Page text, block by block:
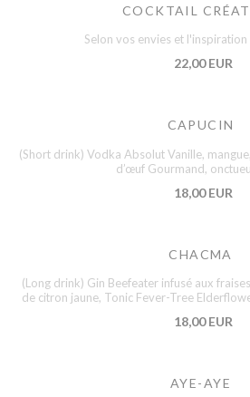
COCKTAIL
Selon vos envies et
22,00 EUR
CAPUCIN
(Short drink) Vodka Absolut Vanille,
d’œuf Gourmand,
18,00 EUR
CHACMA
(Long drink) Gin Beefeater infusé aux
de citron jaune, Tonic Fever-Tree
18,00 EUR
AYE-AYE